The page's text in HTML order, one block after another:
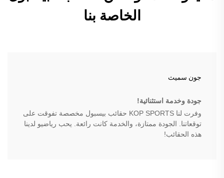
الخاصة بنا
جون سميث
جودة وخدمة استثنائية!
وفرت لنا KOP SPORTS حقائب بيسبول مخصصة تفوقت على
توقعاتنا. الجودة ممتازة، والخدمة كانت رائعة. يحب رياضيو لدينا
هذه الحقائب!